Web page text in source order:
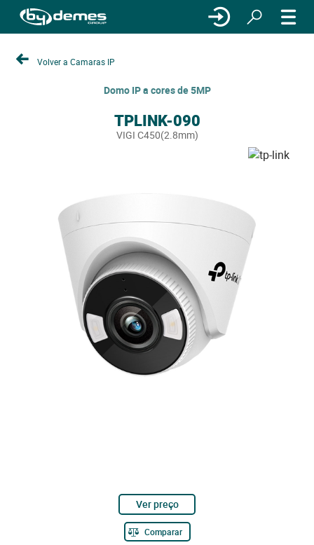
Volver a Camaras IP
Domo IP a cores de 5MP
TPLINK-090
VIGI C450(2.8mm)
Ver preço
Comparar